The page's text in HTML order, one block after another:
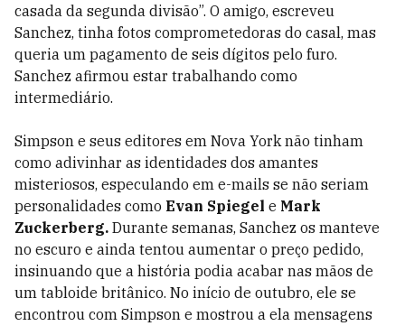
casada da segunda divisão”. O amigo, escreveu
Sanchez, tinha fotos comprometedoras do casal, mas
queria um pagamento de seis dígitos pelo furo.
Sanchez afirmou estar trabalhando como
intermediário.
Simpson e seus editores em Nova York não tinham
como adivinhar as identidades dos amantes
misteriosos, especulando em e-mails se não seriam
personalidades como Evan Spiegel e Mark
Zuckerberg. Durante semanas, Sanchez os manteve
no escuro e ainda tentou aumentar o preço pedido,
insinuando que a história podia acabar nas mãos de
um tabloide britânico. No início de outubro, ele se
encontrou com Simpson e mostrou a ela mensagens